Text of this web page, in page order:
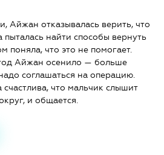
Айжан отказывалась верить, что
найти способы вернуть
поняла, что это не помогает.
Айжан осенило — больше
соглашаться на операцию.
что мальчик слышит
и общается.